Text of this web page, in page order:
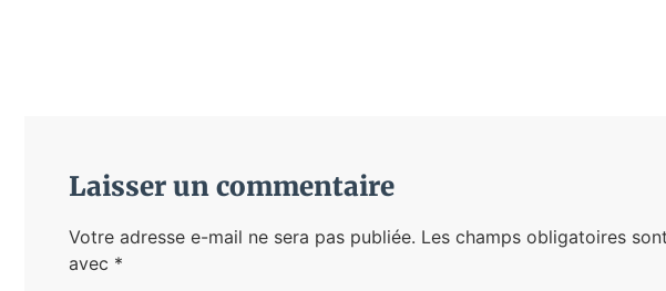
Laisser un commentaire
Votre adresse e-mail ne sera pas publiée. Les champs obligatoires
avec *